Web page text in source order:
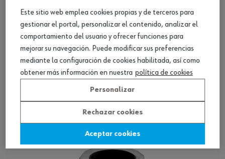
ref.:071557 58
LLAVE TUBULAR DINAMICA CYLHEAD
Loading...
Este sitio web emplea cookies propias y de terceros para
gestionar el portal, personalizar el contenido, analizar el
comportamiento del usuario y ofrecer funciones para
mejorar su navegación. Puede modificar sus preferencias
mediante la configuración de cookies habilitada, así como
obtener más información en nuestra política de cookies
Personalizar
Rechazar cookies
Aceptar cookies